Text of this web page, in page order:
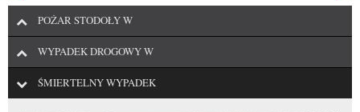
POŻAR STODOŁY W
WYPADEK DROGOWY W
ŚMIERTELNY WYPADEK